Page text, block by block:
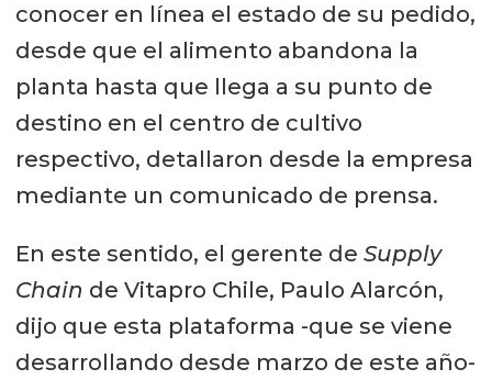
conocer en línea el estado de su pedido,
desde que el alimento abandona la
planta hasta que llega a su punto de
destino en el centro de cultivo
respectivo, detallaron desde la empresa
mediante un comunicado de prensa.
En este sentido, el gerente de Supply
Chain de Vitapro Chile, Paulo Alarcón,
dijo que esta plataforma -que se viene
desarrollando desde marzo de este año-